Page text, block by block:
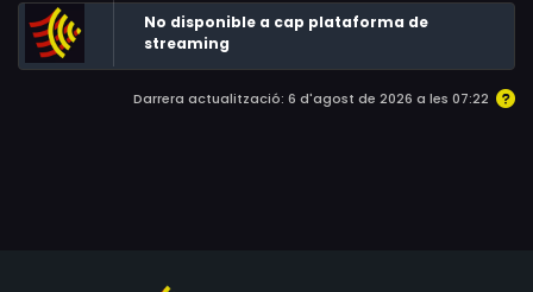
mútuament, com s’observa en aquesta conversa.
No disponible a cap plataforma de
streaming
Darrera actualització: 6 d'agost de 2026 a les 07:22